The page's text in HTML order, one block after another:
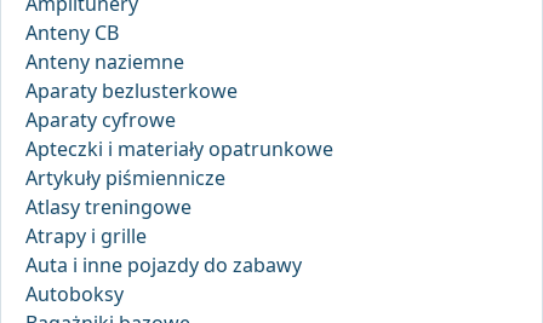
Anteny CB
Anteny naziemne
Aparaty bezlusterkowe
Aparaty cyfrowe
Apteczki i materiały opatrunkowe
Artykuły piśmiennicze
Atlasy treningowe
Atrapy i grille
Auta i inne pojazdy do zabawy
Autoboksy